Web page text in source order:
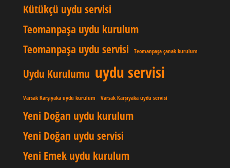
Kütükçü uydu servisi
Teomanpaşa uydu kurulum
Teomanpaşa uydu servisi
Teomanpaşa çanak kurulum
Uydu Kurulumu uydu servisi
Varsak Karşıyaka uydu kurulum Varsak Karşıyaka uydu servisi
Yeni Doğan uydu kurulum
Yeni Doğan uydu servisi
Yeni Emek uydu kurulum